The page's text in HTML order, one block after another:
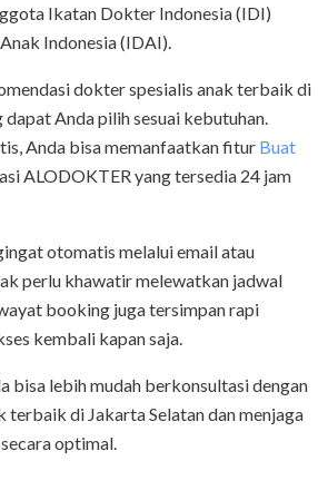
Ikatan Dokter Indonesia (IDI)
Indonesia (IDAI).
dokter spesialis anak terbaik di
dapat Anda pilih sesuai kebutuhan.
Anda bisa memanfaatkan fitur Buat
ALODOKTER yang tersedia 24 jam
otomatis melalui email atau
perlu khawatir melewatkan jadwal
booking juga tersimpan rapi
kembali kapan saja.
bisa lebih mudah berkonsultasi dengan
terbaik di Jakarta Selatan dan menjaga
optimal.